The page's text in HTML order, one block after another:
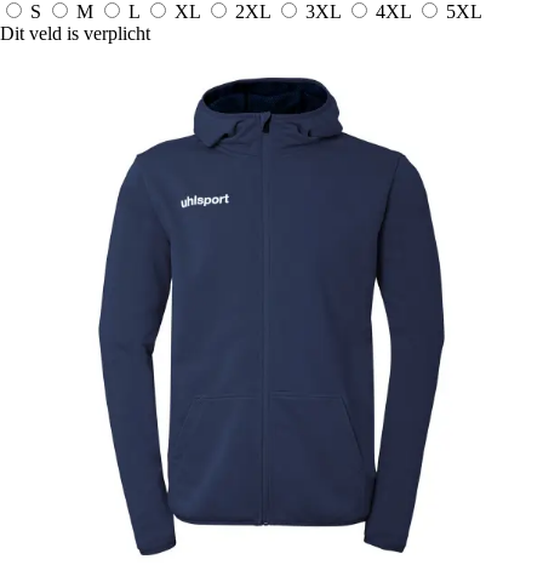
S
M L XL 2XL 3XL 4XL
5XL
Dit veld is verplicht